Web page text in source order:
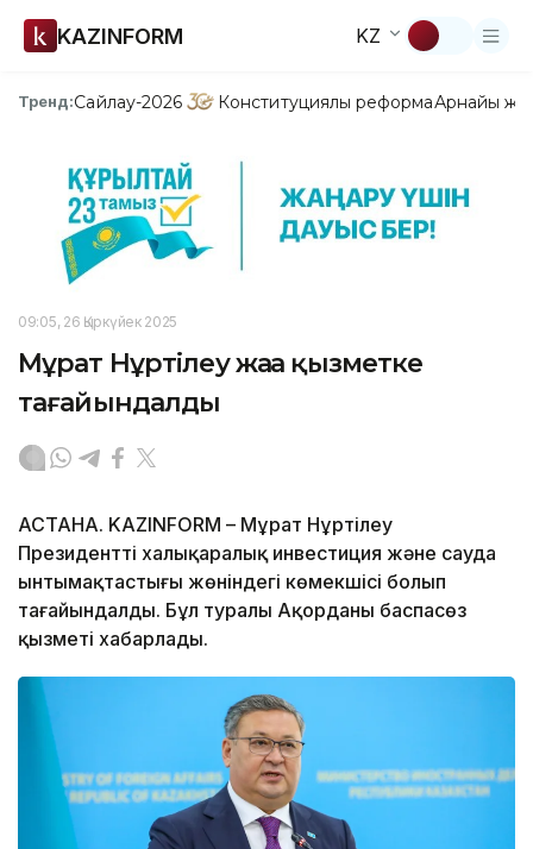
KAZINFORM KZ
Тренд:Сайлау-2026 Конституциялық реформаАрнайы
09:05, 26 Қыркүйек 2025
Мұрат Нұртілеу жаңа қызметке
тағайындалды
АСТАНА. KAZINFORM – Мұрат Нұртілеу
Президенттің халықаралық инвестиция және сауда
ынтымақтастығы жөніндегі көмекшісі болып
тағайындалды. Бұл туралы Ақорданың баспасөз
қызметі хабарлады.